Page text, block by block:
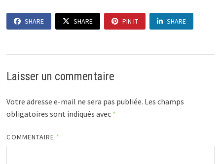
SHARE SHARE PIN IT SHARE
Laisser un commentaire
Votre adresse e-mail ne sera pas publiée. Les champs
obligatoires sont indiqués avec *
COMMENTAIRE *